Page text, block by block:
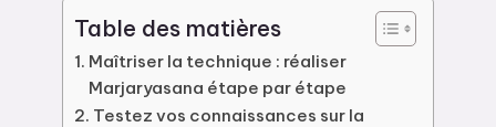
Table des matières
Maîtriser la technique : réaliser
Marjaryasana étape par étape
Testez vos connaissances sur la